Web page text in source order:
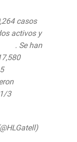
casos
activos y
. Se han
3